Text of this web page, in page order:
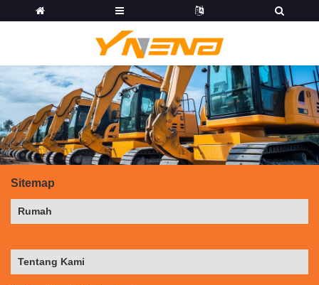
Sitemap
Rumah
Tentang Kami